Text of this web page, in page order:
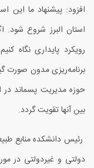
افزود: پیشنهاد ما
استان البرز شروع شود.
رویکرد پایداری نگاه
برنامه‌ریزی مدون صورت
حوزه مدیریت پسماند در
بین آنها تقویت گردد.
رئیس دانشکده منابع
دولتی و غیردولتی در